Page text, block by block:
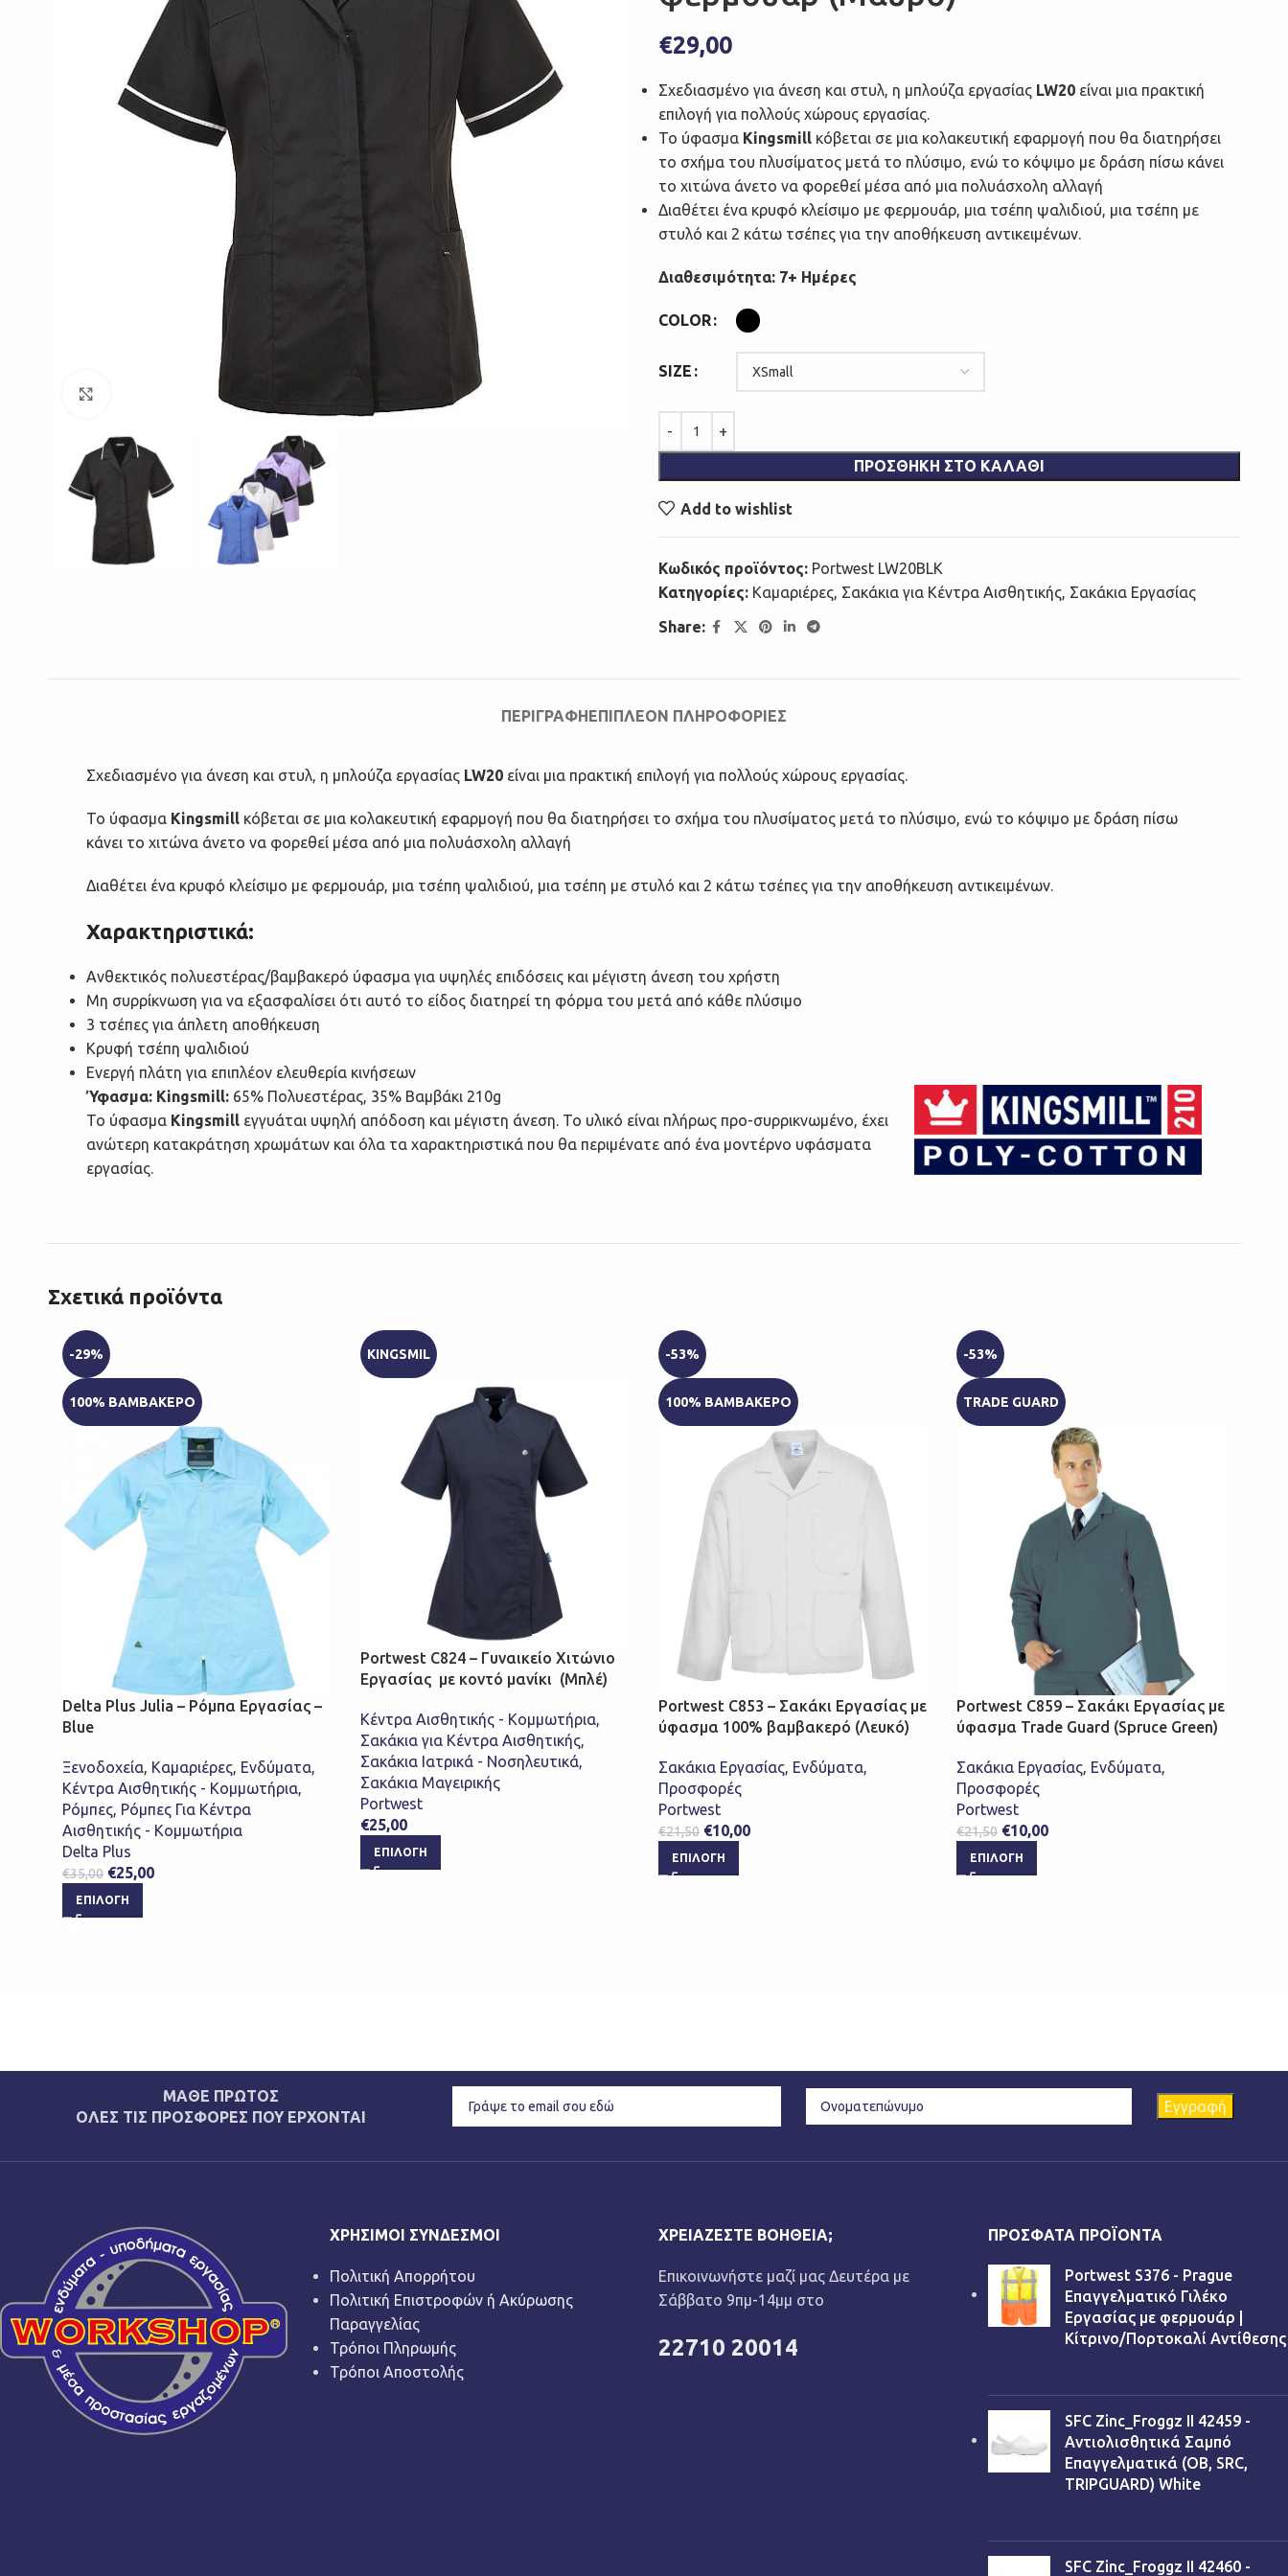
€29,00
Σχεδιασμένο για άνεση και στυλ, η μπλούζα εργασίας LW20είναι μια πρακτική
επιλογή για πολλούς χώρους εργασίας.
Το ύφασμα Kingsmillκόβεται σε μια κολακευτική εφαρμογή που θα διατηρήσει
το σχήμα του πλυσίματος μετά το πλύσιμο, ενώ το κόψιμο με δράση πίσω κάνει
το χιτώνα άνετο να φορεθεί μέσα από μια πολυάσχολη αλλαγή
Διαθέτει ένα κρυφό κλείσιμο με φερμουάρ, μια τσέπη ψαλιδιού, μια τσέπη με
στυλό και 2 κάτω τσέπες για την αποθήκευση αντικειμένων.
Διαθεσιμότητα: 7+ Ημέρες
COLOR
SIZE
ΠΡΟΣΘΉΚΗ ΣΤΟ ΚΑΛΆΘΙ
Add to wishlist
Κωδικός προϊόντος: Portwest LW20BLK
Κατηγορίες: Καμαριέρες, Σακάκια για Κέντρα Αισθητικής, Σακάκια Εργασίας
Share:
ΠΕΡΙΓΡΑΦΉΕΠΙΠΛΈΟΝ ΠΛΗΡΟΦΟΡΊΕΣ
Σχεδιασμένο για άνεση και στυλ, η μπλούζα εργασίας LW20 είναι μια πρακτική επιλογή για πολλούς χώρους εργασίας.
Το ύφασμα Kingsmill κόβεται σε μια κολακευτική εφαρμογή που θα διατηρήσει το σχήμα του πλυσίματος μετά το πλύσιμο, ενώ το κόψιμο με δράση πίσω
κάνει το χιτώνα άνετο να φορεθεί μέσα από μια πολυάσχολη αλλαγή
Διαθέτει ένα κρυφό κλείσιμο με φερμουάρ, μια τσέπη ψαλιδιού, μια τσέπη με στυλό και 2 κάτω τσέπες για την αποθήκευση αντικειμένων.
Χαρακτηριστικά:
Ανθεκτικός πολυεστέρας/βαμβακερό ύφασμα για υψηλές επιδόσεις και μέγιστη άνεση του χρήστη
Μη συρρίκνωση για να εξασφαλίσει ότι αυτό το είδος διατηρεί τη φόρμα του μετά από κάθε πλύσιμο
3 τσέπες για άπλετη αποθήκευση
Κρυφή τσέπη ψαλιδιού
Ενεργή πλάτη για επιπλέον ελευθερία κινήσεων
Ύφασμα: Kingsmill: 65% Πολυεστέρας, 35% Βαμβάκι 210g
Το ύφασμα Kingsmill εγγυάται υψηλή απόδοση και μέγιστη άνεση. Το υλικό είναι πλήρως προ-συρρικνωμένο, έχει
ανώτερη κατακράτηση χρωμάτων και όλα τα χαρακτηριστικά που θα περιμένατε από ένα μοντέρνο υφάσματα
εργασίας.
Σχετικά προϊόντα
-29%
100% ΒΑΜΒΑΚΕΡΟ
Delta Plus Julia – Ρόμπα Εργασίας –
Blue
Ξενοδοχεία, Καμαριέρες, Ενδύματα,
Κέντρα Αισθητικής - Κομμωτήρια,
Ρόμπες, Ρόμπες Για Κέντρα
Αισθητικής - Κομμωτήρια
Delta Plus
€35,00 €25,00
ΕΠΙΛΟΓΉ
KINGSMIL
Portwest C824 – Γυναικείο Χιτώνιο
Εργασίας με κοντό μανίκι (Μπλέ)
Κέντρα Αισθητικής - Κομμωτήρια,
Σακάκια για Κέντρα Αισθητικής,
Σακάκια Ιατρικά - Νοσηλευτικά,
Σακάκια Μαγειρικής
Portwest
€25,00
ΕΠΙΛΟΓΉ
-53%
100% ΒΑΜΒΑΚΕΡΟ
Portwest C853 – Σακάκι Εργασίας με
ύφασμα 100% βαμβακερό (Λευκό)
Σακάκια Εργασίας, Ενδύματα,
Προσφορές
Portwest
€21,50 €10,00
ΕΠΙΛΟΓΉ
-53%
TRADE GUARD
Portwest C859 – Σακάκι Εργασίας με
ύφασμα Trade Guard (Spruce Green)
Σακάκια Εργασίας, Ενδύματα,
Προσφορές
Portwest
€21,50 €10,00
ΕΠΙΛΟΓΉ
ΜΑΘΕ ΠΡΩΤΟΣ
ΟΛΕΣ ΤΙΣ ΠΡΟΣΦΟΡΕΣ ΠΟΥ ΕΡΧΟΝΤΑΙ
ΧΡΉΣΙΜΟΙ ΣΎΝΔΕΣΜΟΙ
Πολιτική Απορρήτου
Πολιτική Επιστροφών ή Ακύρωσης
Παραγγελίας
Τρόποι Πληρωμής
Τρόποι Αποστολής
ΧΡΕΙΆΖΕΣΤΕ ΒΟΉΘΕΙΑ;
Επικοινωνήστε μαζί μας Δευτέρα με
Σάββατο 9πμ-14μμ στο
22710 20014
ΠΡΌΣΦΑΤΑ ΠΡΟΪΌΝΤΑ
Portwest S376 - Prague
Επαγγελματικό Γιλέκο
Εργασίας με φερμουάρ |
Κίτρινο/Πορτοκαλί Αντίθεσης
SFC Zinc_Froggz II 42459 -
Αντιολισθητικά Σαμπό
Επαγγελματικά (OB, SRC,
TRIPGUARD) White
SFC Zinc_Froggz II 42460 -